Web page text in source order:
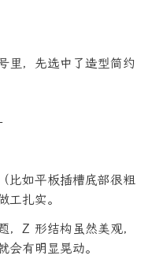
里，先选中了造型简约
比如平板插槽底部很粗
工扎实。
，Z 形结构虽然美观，
有明显晃动。